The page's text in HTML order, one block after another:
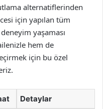
alternatiflerinden
için yapılan tüm
yaşaması
hem de
için bu özel
Detaylar